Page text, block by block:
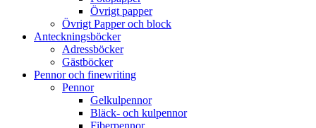
Övrigt papper
Övrigt Papper och block
Anteckningsböcker
Adressböcker
Gästböcker
Pennor och finewriting
Pennor
Gelkulpennor
Bläck- och kulpennor
Fiberpennor